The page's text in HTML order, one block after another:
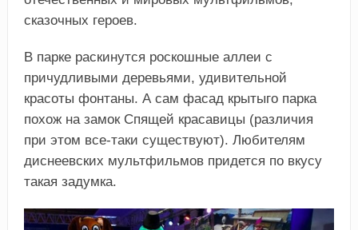
сказочных героев.
В парке раскинутся роскошные аллеи с
причудливыми деревьями, удивительной
красоты фонтаны. А сам фасад крытыго парка
похож на замок Спящей красавицы (различия
при этом все-таки существуют). Любителям
диснеевских мультфильмов придется по вкусу
такая задумка.